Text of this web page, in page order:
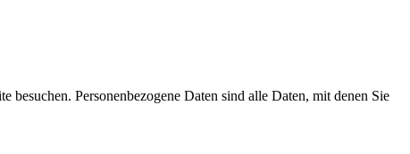
Personenbezogene Daten sind alle Daten, mit denen Sie